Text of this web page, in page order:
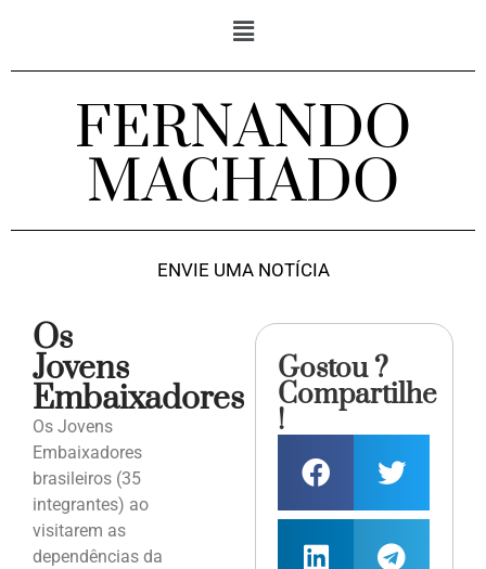
FERNANDO
MACHADO
ENVIE UMA NOTÍCIA
Os
Jovens
Embaixadores
Os Jovens
Embaixadores
brasileiros (35
integrantes) ao
visitarem as
dependências da
Gostou ?
Compartilhe
!